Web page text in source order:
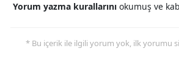
Yorum yazma kurallarını okumuş ve
* Bu içerik ile ilgili yorum yok, ilk yorumu